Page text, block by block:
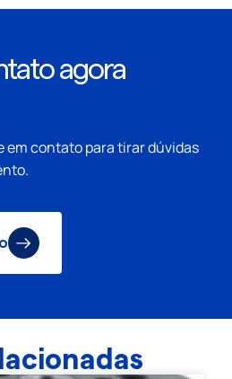
agora
em contato para tirar dúvidas